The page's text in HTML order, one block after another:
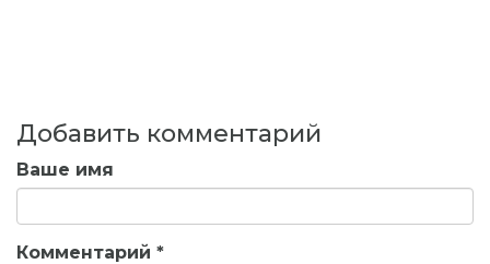
Добавить комментарий
Ваше имя
Комментарий *